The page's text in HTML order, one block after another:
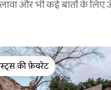
और भी कई बातों के लिए
का टॉप फ़ेवरेट
की फ़ेवरेट